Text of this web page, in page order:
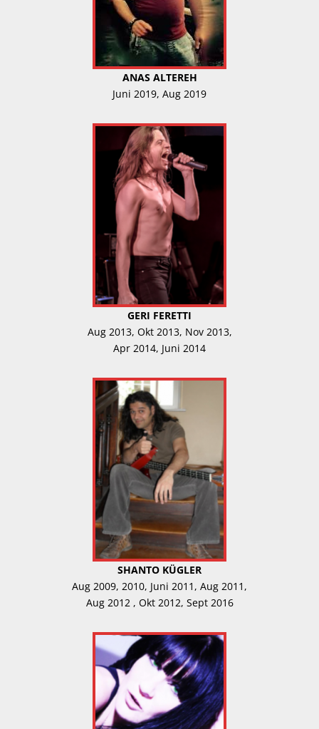
ANAS ALTEREH
Juni 2019, Aug 2019
GERI FERETTI
Aug 2013, Okt 2013, Nov 2013,
Apr 2014, Juni 2014
SHANTO KÜGLER
Aug 2009, 2010, Juni 2011, Aug 2011,
Aug 2012 , Okt 2012, Sept 2016